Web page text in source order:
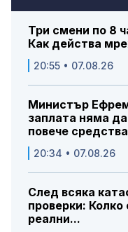
Три смени по 8
Как действа
20:55 • 07.08.26
Министър
заплата няма
повече
20:34 • 07.08.26
След всяка
проверки:
реални...